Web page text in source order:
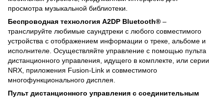
просмотра музыкальной библиотеки.
Беспроводная технология A2DP Bluetooth® –
транслируйте любимые саундтреки с любого совместимого
устройства с отображением информации о треке, альбоме и
исполнителе. Осуществляйте управление с помощью пульта
дистанционного управления, идущего в комплекте, или серии
NRX, приложения Fusion-Link и совместимого
многофункционального дисплея.
Пульт дистанционного управления с соединительным